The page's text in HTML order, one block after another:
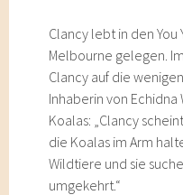
Clancy lebt in den
Melbourne gelegen.
Clancy auf die
Inhaberin von
Koalas: „Clancy
die Koalas im Arm
Wildtiere und sie
umgekehrt.“